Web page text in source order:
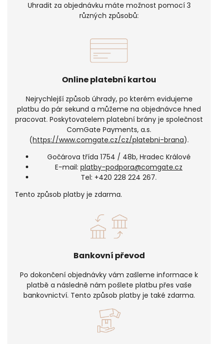
Uhradit za objednávku máte možnost pomocí 3
různých způsobů:
Online platební kartou
Nejrychlejší způsob úhrady, po kterém evidujeme
platbu do pár sekund a můžeme na objednávce hned
pracovat. Poskytovatelem platební brány je společnost
ComGate Payments, a.s.
(https://www.comgate.cz/cz/platebni-brana).
Gočárova třída 1754 / 48b, Hradec Králové
E-mail: platby-podpora@comgate.cz
Tel: +420 228 224 267.
Tento způsob platby je zdarma.
Bankovní převod
Po dokončení objednávky vám zašleme informace k
platbě a následně nám pošlete platbu přes vaše
bankovnictví. Tento způsob platby je také zdarma.